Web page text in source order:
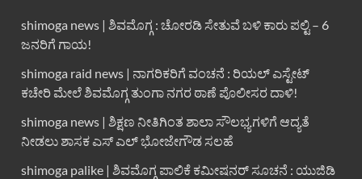
shimoga news | ಶಿವಮೊಗ್ಗ : ಚೋರಡಿ ಸೇತುವೆ ಬಳಿ ಕಾರು ಪಲ್ಟಿ – 6
ಜನರಿಗೆ ಗಾಯ!
shimoga raid news | ನಾಗರಿಕರಿಗೆ ವಂಚನೆ : ರಿಯಲ್ ಎಸ್ಟೇಟ್
ಕಚೇರಿ ಮೇಲೆ ಶಿವಮೊಗ್ಗ ತುಂಗಾ ನಗರ ಠಾಣೆ ಪೊಲೀಸರ ದಾಳಿ!
shimoga news | ಶಿಕ್ಷಣ ನೀತಿಗಿಂತ ಶಾಲಾ ಸೌಲಭ್ಯಗಳಿಗೆ ಆದ್ಯತೆ
ನೀಡಲು ಶಾಸಕ ಎಸ್ ಎಲ್ ಭೋಜೇಗೌಡ ಸಲಹೆ
shimoga palike | ಶಿವಮೊಗ್ಗ ಪಾಲಿಕೆ ಕಮೀಷನರ್ ಸೂಚನೆ : ಯುಜಿಡಿ